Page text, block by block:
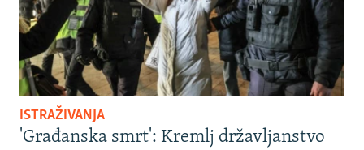
ISTRAŽIVANJA
'Građanska smrt': Kremlj državljanstvo